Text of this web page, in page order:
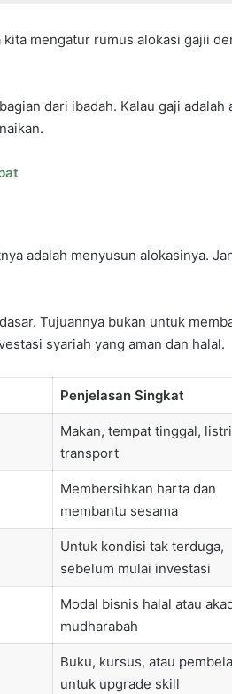
mengatur rumus alokasi gajii
dari ibadah. Kalau gaji adalah
adalah menyusun alokasinya.
Tujuannya bukan untuk
syariah yang aman dan halal.
Penjelasan Singkat
Makan, tempat tinggal,
transport
Membersihkan harta dan
membantu sesama
Untuk kondisi tak terduga,
sebelum mulai investasi
Modal bisnis halal atau
mudharabah
Buku, kursus, atau
untuk upgrade skill